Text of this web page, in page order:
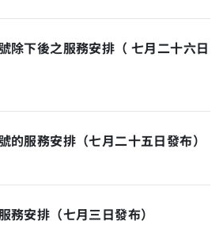
除下後之服務安排（ 七月二十六日
的服務安排（七月二十五日發布）
務安排（七月三日發布）